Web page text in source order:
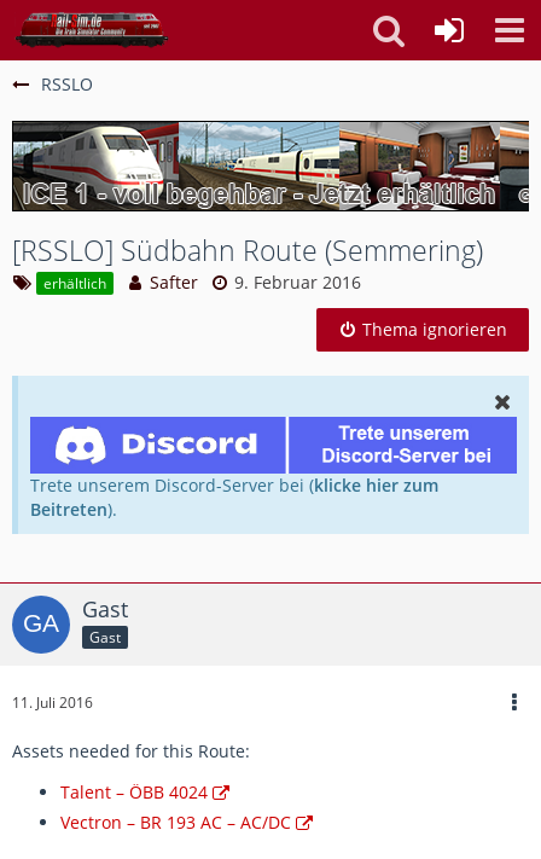
RSSLO
[RSSLO] Südbahn Route (Semmering)
erhältlich Safter 9. Februar 2016
Thema ignorieren
Trete unserem Discord-Server bei (klicke hier zum
Beitreten).
Gast
Gast
11. Juli 2016
Assets needed for this Route:
Talent – ÖBB 4024
Vectron – BR 193 AC – AC/DC